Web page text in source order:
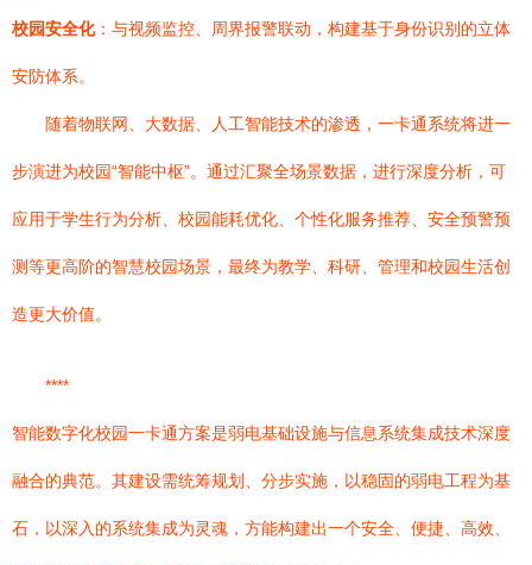
校园安全化：与视频监控、周界报警联动，构建基于身份识别的立体
安防体系。
随着物联网、大数据、人工智能技术的渗透，一卡通系统将进一
步演进为校园“智能中枢”。通过汇聚全场景数据，进行深度分析，可
应用于学生行为分析、校园能耗优化、个性化服务推荐、安全预警预
测等更高阶的智慧校园场景，最终为教学、科研、管理和校园生活创
造更大价值。
****
智能数字化校园一卡通方案是弱电基础设施与信息系统集成技术深度
融合的典范。其建设需统筹规划、分步实施，以稳固的弱电工程为基
石，以深入的系统集成为灵魂，方能构建出一个安全、便捷、高效、